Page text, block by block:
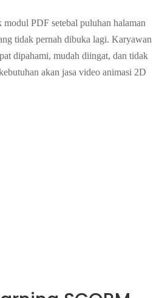
PDF setebal puluhan halaman
tidak pernah dibuka lagi. Karyawan
dipahami, mudah diingat, dan tidak
akan jasa video animasi 2D